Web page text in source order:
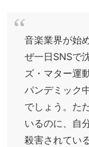
音楽業界が始
ぜ一日SNSで
ズ・マター運
パンデミック
でしょう。た
いるのに、自
殺害されてい